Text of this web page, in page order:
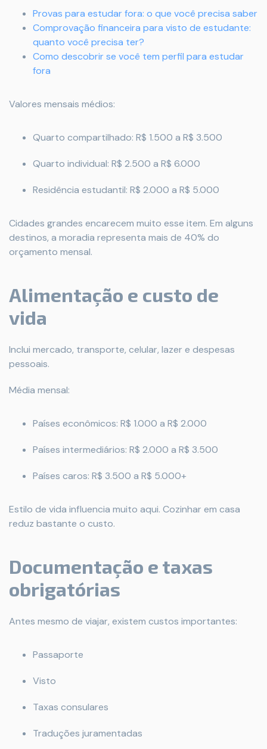
Provas para estudar fora: o que você precisa saber
Comprovação financeira para visto de estudante:
quanto você precisa ter?
Como descobrir se você tem perfil para estudar
fora
Valores mensais médios:
Quarto compartilhado: R$ 1.500 a R$ 3.500
Quarto individual: R$ 2.500 a R$ 6.000
Residência estudantil: R$ 2.000 a R$ 5.000
Cidades grandes encarecem muito esse item. Em alguns
destinos, a moradia representa mais de 40% do
orçamento mensal.
Alimentação e custo de
vida
Inclui mercado, transporte, celular, lazer e despesas
pessoais.
Média mensal:
Países econômicos: R$ 1.000 a R$ 2.000
Países intermediários: R$ 2.000 a R$ 3.500
Países caros: R$ 3.500 a R$ 5.000+
Estilo de vida influencia muito aqui. Cozinhar em casa
reduz bastante o custo.
Documentação e taxas
obrigatórias
Antes mesmo de viajar, existem custos importantes:
Passaporte
Visto
Taxas consulares
Traduções juramentadas